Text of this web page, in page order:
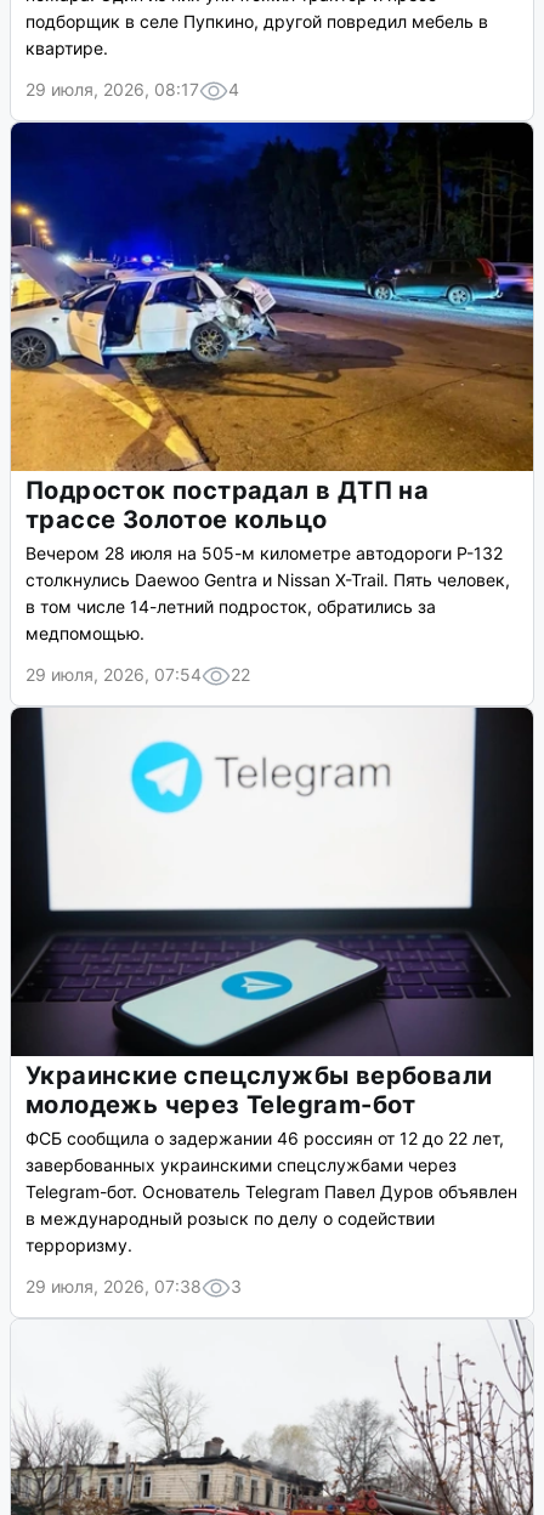
подборщик в селе Пупкино, другой повредил мебель в
квартире.
29 июля, 2026, 08:17
4
Подросток пострадал в ДТП на
трассе Золотое кольцо
Вечером 28 июля на 505-м километре автодороги Р-132
столкнулись Daewoo Gentra и Nissan X-Trail. Пять человек,
в том числе 14-летний подросток, обратились за
медпомощью.
29 июля, 2026, 07:54
22
Украинские спецслужбы вербовали
молодежь через Telegram-бот
ФСБ сообщила о задержании 46 россиян от 12 до 22 лет,
завербованных украинскими спецслужбами через
Telegram-бот. Основатель Telegram Павел Дуров объявлен
в международный розыск по делу о содействии
терроризму.
29 июля, 2026, 07:38
3